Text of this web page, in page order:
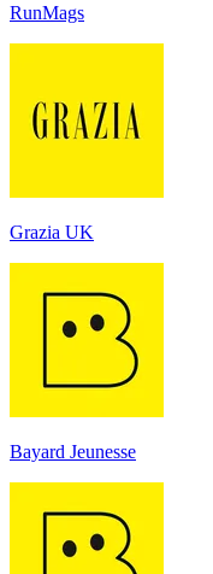
RunMags
Grazia UK
Bayard Jeunesse